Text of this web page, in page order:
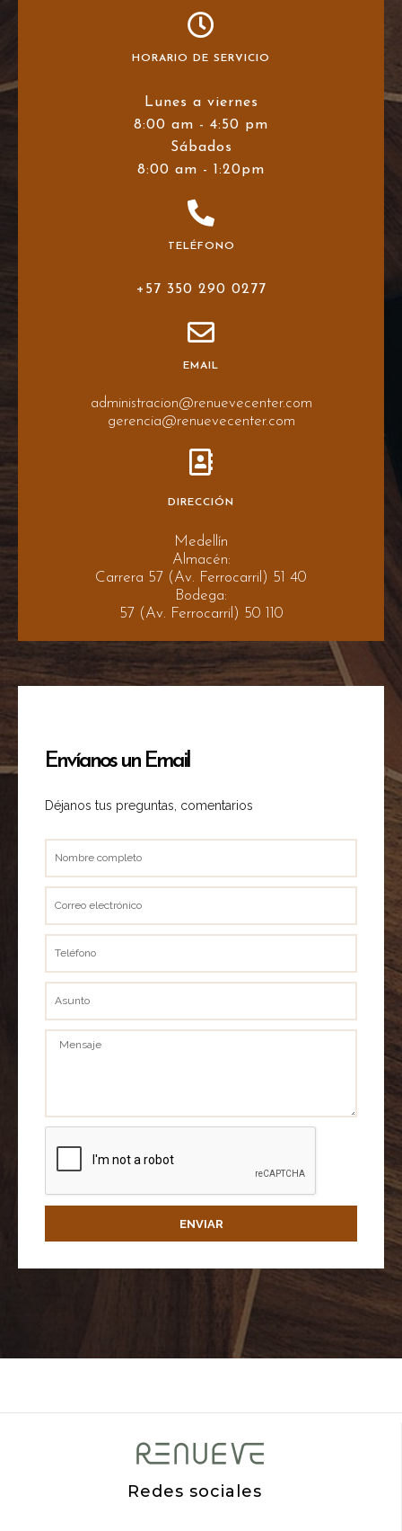
HORARIO DE SERVICIO
Lunes a viernes
8:00 am - 4:50 pm
Sábados
8:00 am - 1:20pm
TELÉFONO
+57 350 290 0277
EMAIL
administracion@renuevecenter.com
gerencia@renuevecenter.com
DIRECCIÓN
Medellín
Almacén:
Carrera 57 (Av. Ferrocarril) 51 40
Bodega:
57 (Av. Ferrocarril) 50 110
Envíanos un Email
Déjanos tus preguntas, comentarios
Mensaje
ENVIAR
Redes sociales